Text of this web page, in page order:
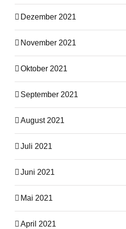
Dezember 2021
November 2021
Oktober 2021
September 2021
August 2021
Juli 2021
Juni 2021
Mai 2021
April 2021